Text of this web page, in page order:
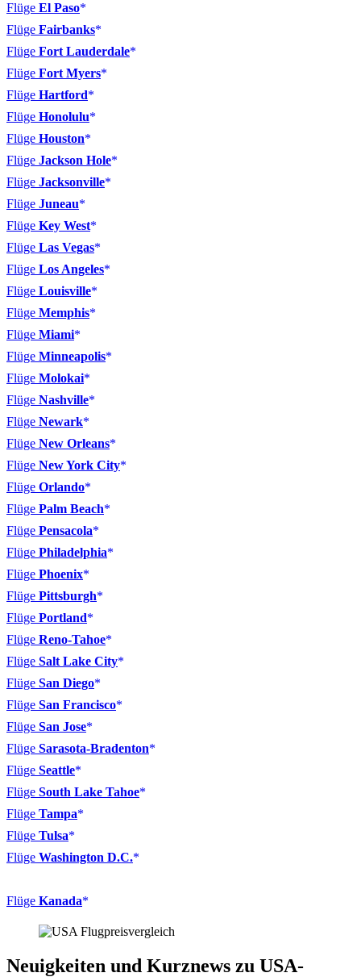
Flüge El Paso
Flüge Fairbanks
Flüge Fort Lauderdale
Flüge Fort Myers
Flüge Hartford
Flüge Honolulu
Flüge Houston
Flüge Jackson Hole
Flüge Jacksonville
Flüge Juneau
Flüge Key West
Flüge Las Vegas
Flüge Los Angeles
Flüge Louisville
Flüge Memphis
Flüge Miami
Flüge Minneapolis
Flüge Molokai
Flüge Nashville
Flüge Newark
Flüge New Orleans
Flüge New York City
Flüge Orlando
Flüge Palm Beach
Flüge Pensacola
Flüge Philadelphia
Flüge Phoenix
Flüge Pittsburgh
Flüge Portland
Flüge Reno-Tahoe
Flüge Salt Lake City
Flüge San Diego
Flüge San Francisco
Flüge San Jose
Flüge Sarasota-Bradenton
Flüge Seattle
Flüge South Lake Tahoe
Flüge Tampa
Flüge Tulsa
Flüge Washington D.C.
Flüge Kanada
Neuigkeiten und Kurznews zu USA-